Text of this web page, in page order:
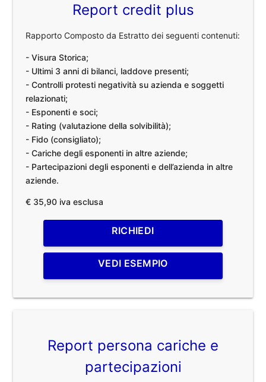
Report credit plus
Rapporto Composto da Estratto dei seguenti contenuti:
- Visura Storica;
- Ultimi 3 anni di bilanci, laddove presenti;
- Controlli protesti negatività su azienda e soggetti
relazionati;
- Esponenti e soci;
- Rating (valutazione della solvibilità);
- Fido (consigliato);
- Cariche degli esponenti in altre aziende;
- Partecipazioni degli esponenti e dell’azienda in altre
aziende.
€ 35,90 iva esclusa
RICHIEDI
VEDI ESEMPIO
Report persona cariche e
partecipazioni